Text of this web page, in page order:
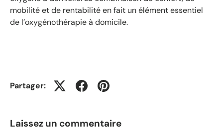
mobilité et de rentabilité en fait un élément essentiel
de l’oxygénothérapie à domicile.
Partager:
Laissez un commentaire